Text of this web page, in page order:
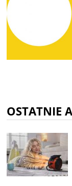
OSTATNIE